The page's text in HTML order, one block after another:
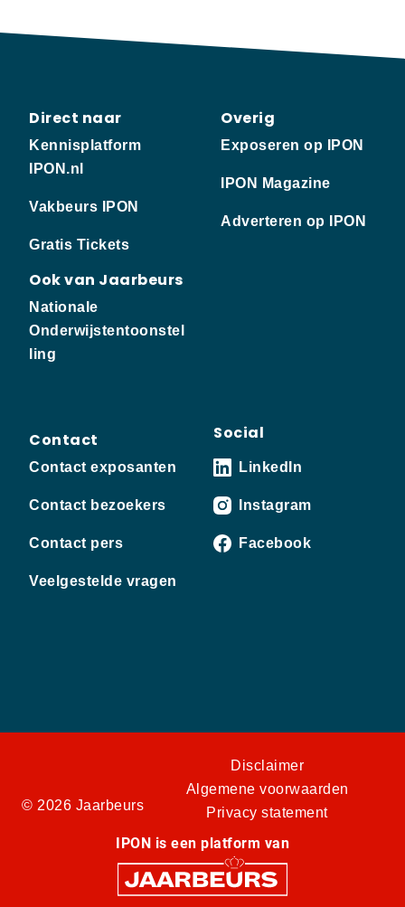
Direct naar
Kennisplatform
IPON.nl
Vakbeurs IPON
Gratis Tickets
Ook van Jaarbeurs
Nationale
Onderwijstentoonstel
ling
Overig
Exposeren op IPON
IPON Magazine
Adverteren op IPON
Contact
Contact exposanten
Contact bezoekers
Contact pers
Veelgestelde vragen
Social
LinkedIn
Instagram
Facebook
© 2026 Jaarbeurs
Disclaimer
Algemene voorwaarden
Privacy statement
IPON is een platform van